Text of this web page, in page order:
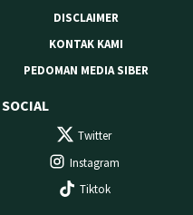
DISCLAIMER
KONTAK KAMI
PEDOMAN MEDIA SIBER
Twitter
Instagram
Tiktok